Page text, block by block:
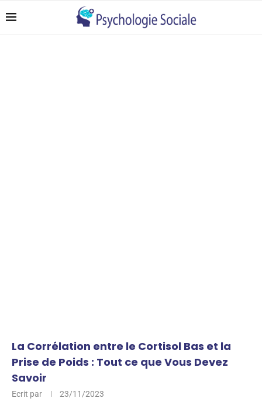
La Corrélation entre le Cortisol Bas et la
Prise de Poids : Tout ce que Vous Devez
Savoir
Ecrit par 23/11/2023